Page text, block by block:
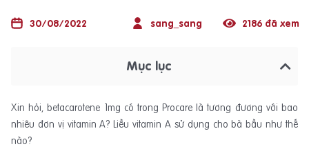
30/08/2022 sang_sang 2186 đã xem
Mục lục
Xin hỏi, betacarotene 1mg có trong Procare là tương đương với bao
nhiêu đơn vị vitamin A? Liều vitamin A sử dụng cho bà bầu như thế
nào?